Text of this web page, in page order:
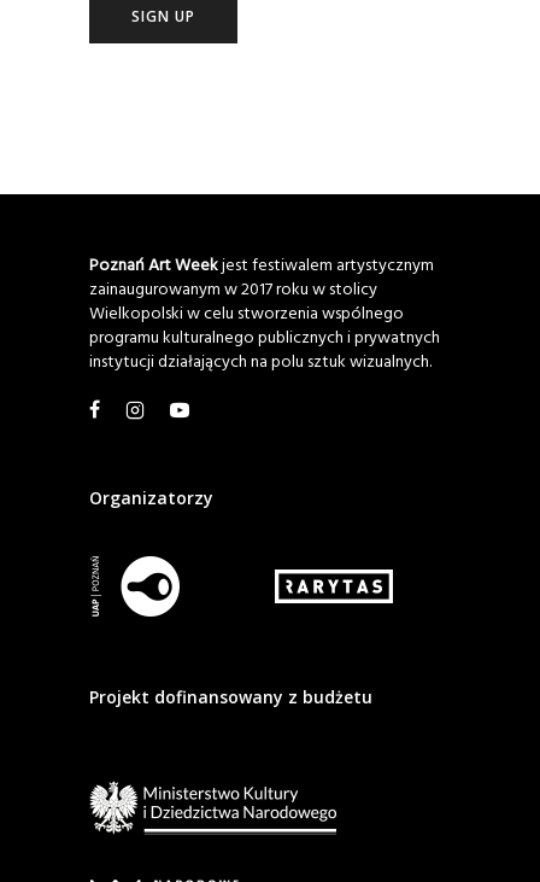
Poznań Art Weekjest festiwalem artystycznym
zainaugurowanym w 2017 roku w stolicy
Wielkopolski w celu stworzenia wspólnego
programu kulturalnego publicznych i prywatnych
instytucji działających na polu sztuk wizualnych.
Organizatorzy
Projekt dofinansowany z budżetu